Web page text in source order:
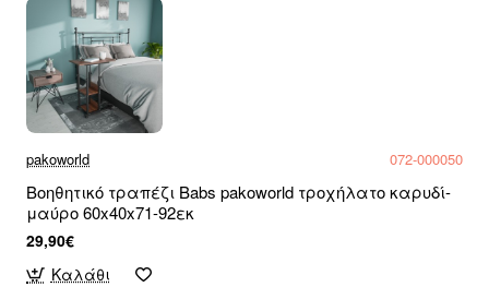
pakoworld 072-000050
Βοηθητικό τραπέζι Babs pakoworld τροχήλατο καρυδί-
μαύρο 60x40x71-92εκ
29,90€
Καλάθι